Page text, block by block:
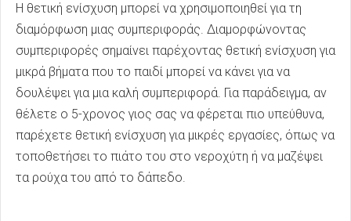
Η θετική ενίσχυση μπορεί να χρησιμοποιηθεί για τη
διαμόρφωση μιας συμπεριφοράς. Διαμορφώνοντας
συμπεριφορές σημαίνει παρέχοντας θετική ενίσχυση για
μικρά βήματα που το παιδί μπορεί να κάνει για να
δουλέψει για μια καλή συμπεριφορά. Για παράδειγμα, αν
θέλετε ο 5-χρονος γιος σας να φέρεται πιο υπεύθυνα,
παρέχετε θετική ενίσχυση για μικρές εργασίες, όπως να
τοποθετήσει το πιάτο του στο νεροχύτη ή να μαζέψει
τα ρούχα του από το δάπεδο.